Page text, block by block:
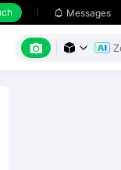
 Messages
  